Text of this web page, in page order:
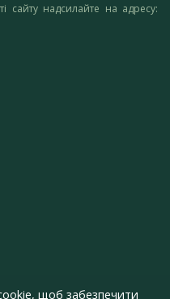
сайту надсилайте на адресу:
щоб забезпечити